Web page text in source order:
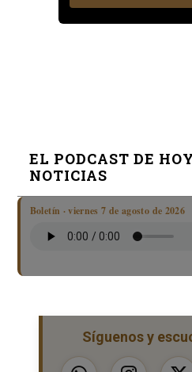
EL PODCAST DE
NOTICIAS
Boletín · viernes 7 de agosto de 2026
Síguenos y